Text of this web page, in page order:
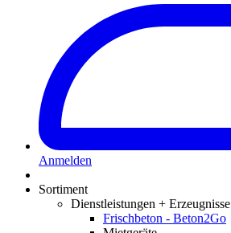
Anmelden
Sortiment
Dienstleistungen + Erzeugnisse
Frischbeton - Beton2Go